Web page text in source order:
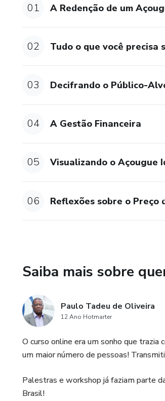
01 A Redenção de um
02 Tudo o que você precisa
03 Decifrando o Público-
04 A Gestão Financeira
05 Visualizando o Açougue
06 Reflexões sobre o Preço
Saiba mais sobre
Paulo Tadeu de Oliveira
12 Ano Hotmarter
O curso online era um sonho que
um maior número de pessoas!
Palestras e workshop já faziam parte
Brasil!